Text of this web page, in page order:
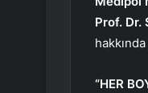
Prof. Dr.
“HER